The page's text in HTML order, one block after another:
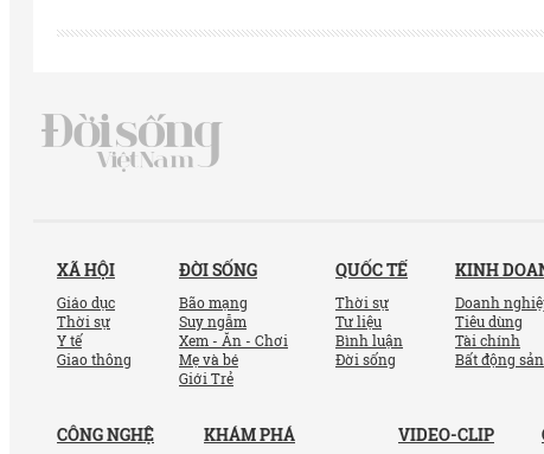
XÃ HỘI
Giáo dục
Thời sự
Y tế
Giao thông
ĐỜI SỐNG
Bão mạng
Suy ngẫm
Xem - Ăn - Chơi
Mẹ và bé
Giới Trẻ
QUỐC TẾ
Thời sự
Tư liệu
Bình luận
Đời sống
KINH
Doanh
Tiêu dùng
Tài chính
Bất động sản
CÔNG NGHỆ KHÁM PHÁ VIDEO-CLIP